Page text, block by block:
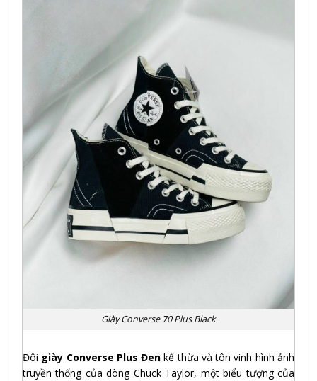
Giày Converse 70 Plus Black
Đôi giày Converse Plus Đen kế thừa và tôn vinh hình ảnh
truyền thống của dòng Chuck Taylor, một biểu tượng của